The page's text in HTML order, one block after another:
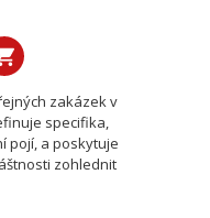
zakázek v
specifika,
pojí, a poskytuje
zohlednit